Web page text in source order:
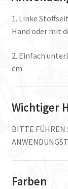
1. Linke
Hand oder mit
2. Einfach
cm.
Wichtiger
BITTE FÜHREN
Farben